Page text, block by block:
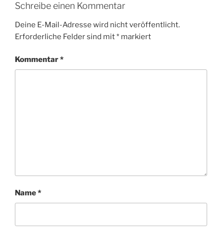
Schreibe einen Kommentar
Deine E-Mail-Adresse wird nicht veröffentlicht.
Erforderliche Felder sind mit* markiert
Kommentar*
Name*